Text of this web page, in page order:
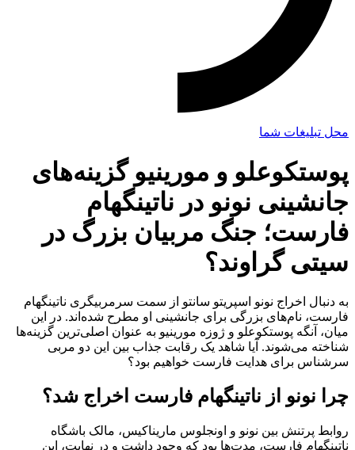
محل تبلیغات شما
پوستکوعلو و مورینیو گزینه‌های
جانشینی نونو در ناتینگهام
فارست؛ جنگ مربیان بزرگ در
سیتی گراوند؟
به دنبال اخراج نونو اسپریتو سانتو از سمت سرمربیگری ناتینگهام
فارست، نام‌های بزرگی برای جانشینی او مطرح شده‌اند. در این
میان، آنگه پوستکوعلو و ژوزه مورینیو به عنوان اصلی‌ترین گزینه‌ها
شناخته می‌شوند. آیا شاهد یک رقابت جذاب بین این دو مربی
سرشناس برای هدایت فارست خواهیم بود؟
چرا نونو از ناتینگهام فارست اخراج شد؟
روابط پرتنش بین نونو و اونجلوس ماریناکیس، مالک باشگاه
ناتینگهام فارست، مدت‌ها بود که وجود داشت و در نهایت، این